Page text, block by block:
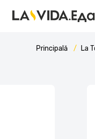
Principală La